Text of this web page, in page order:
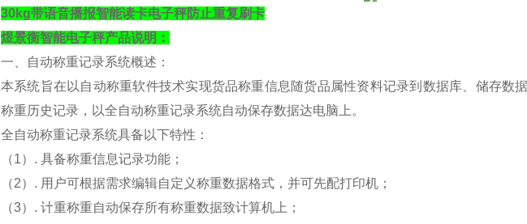
30kg带语音播报智能读卡电子秤防止重复刷卡
煜景衡智能电子秤产品说明：
一、自动称重记录系统概述：
本系统旨在以自动称重软件技术实现货品称重信息随货品属性资料记录到数据库、储存数
称重历史记录，以全自动称重记录系统自动保存数据达电脑上。
全自动称重记录系统具备以下特性：
（1）. 具备称重信息记录功能；
（2）. 用户可根据需求编辑自定义称重数据格式，并可先配打印机；
（3）. 计重称重自动保存所有称重数据致计算机上；